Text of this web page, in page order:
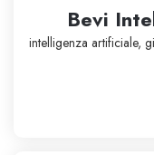
Bevi
intelligenza artificiale,